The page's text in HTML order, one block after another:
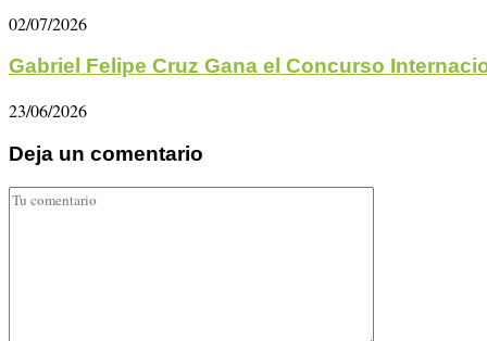
02/07/2026
Gabriel Felipe Cruz Gana el Concurso
23/06/2026
Deja un comentario